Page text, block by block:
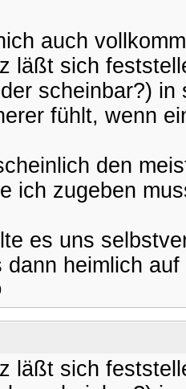
auch
läßt sich
scheinbar?)
fühlt, wenn
den
ich zugeben
es uns
dann heimlich
läßt sich